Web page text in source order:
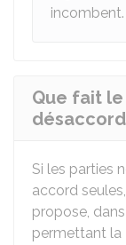
incombent.
Que fait
Si les parties
accord
propose,
permettant la